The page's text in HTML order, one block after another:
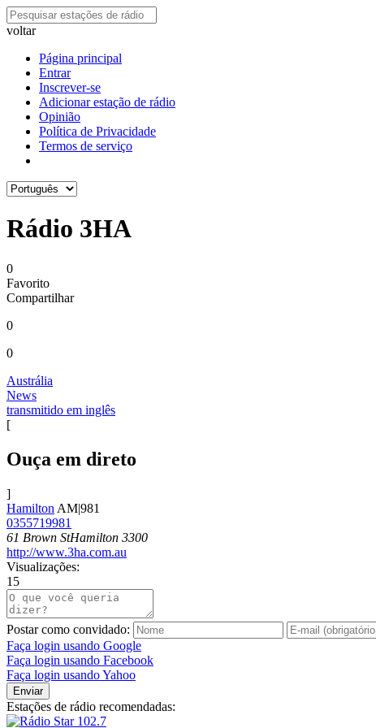
voltar
Página principal
Entrar
Inscrever-se
Adicionar estação de rádio
Opinião
Política de Privacidade
Termos de serviço
Rádio 3HA
0
Favorito
Compartilhar
0
0
Austrália
News
transmitido em inglês
[
Ouça em direto
]
Hamilton AM|981
0355719981
61 Brown StHamilton 3300
http://www.3ha.com.au
Visualizações:
15
Postar como convidado:
Faça login usando Google
Faça login usando Facebook
Faça login usando Yahoo
Enviar
Estações de rádio recomendadas: